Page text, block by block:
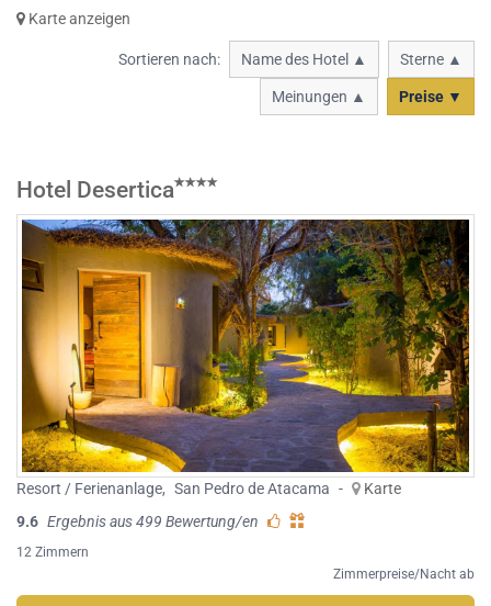
Karte anzeigen
Sortieren nach: Name des Hotel ▲ Sterne ▲
Meinungen ▲ Preise ▼
Hotel Desertica
Resort / Ferienanlage, San Pedro de Atacama -
Karte
9.6 Ergebnis aus 499 Bewertung/en
12 Zimmern
Zimmerpreise/Nacht ab